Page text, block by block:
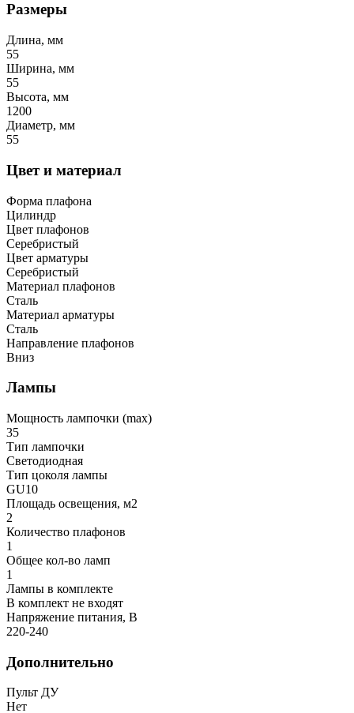
Размеры
Длина, мм
55
Ширина, мм
55
Высота, мм
1200
Диаметр, мм
55
Цвет и материал
Форма плафона
Цилиндр
Цвет плафонов
Серебристый
Цвет арматуры
Серебристый
Материал плафонов
Сталь
Материал арматуры
Сталь
Направление плафонов
Вниз
Лампы
Мощность лампочки (max)
35
Тип лампочки
Светодиодная
Тип цоколя лампы
GU10
Площадь освещения, м2
2
Количество плафонов
1
Общее кол-во ламп
1
Лампы в комплекте
В комплект не входят
Напряжение питания, В
220-240
Дополнительно
Пульт ДУ
Нет